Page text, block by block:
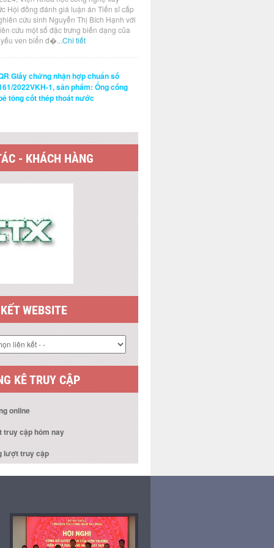
Hội đồng đánh giá luận án Tiến sĩ cấp
cứu sinh Nguyễn Thị Bích Hạnh với
cứu một số đặc trưng biến dạng của
ven biển đ�...Chi tiết
Giấy chứng nhận hợp chuẩn số
2022VKH-1, sản phẩm: Ống cống
tông cốt thép thoát nước
- KHÁCH HÀNG
WEBSITE
KÊ TRUY CẬP
online
truy cập hôm nay
lượt truy cập